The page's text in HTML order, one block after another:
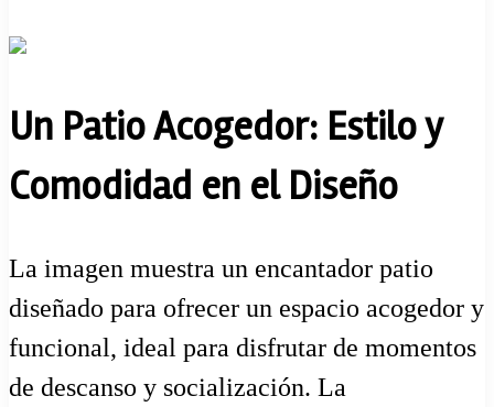
Un Patio Acogedor: Estilo y
Comodidad en el Diseño
La imagen muestra un encantador patio
diseñado para ofrecer un espacio acogedor y
funcional, ideal para disfrutar de momentos
de descanso y socialización. La